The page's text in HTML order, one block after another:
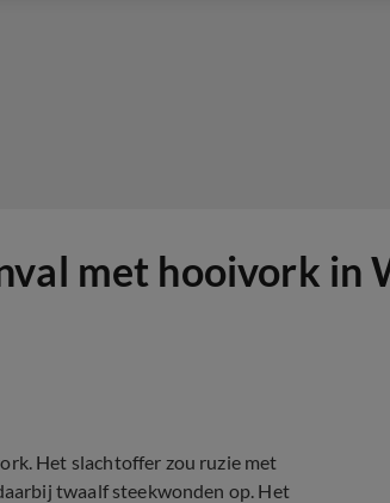
met hooivork in
Het slachtoffer zou ruzie met
twaalf steekwonden op. Het